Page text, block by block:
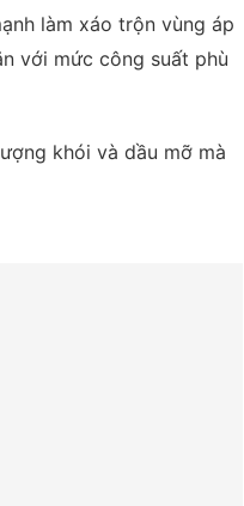
làm xáo trộn vùng áp
với mức công suất phù
khói và dầu mỡ mà